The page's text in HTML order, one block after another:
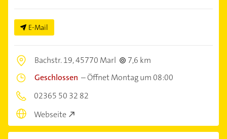
E-Mail
Bachstr. 19,45770 Marl
7,6 km
Geschlossen –Öffnet Montag um 08:00
02365 50 32 82
Webseite